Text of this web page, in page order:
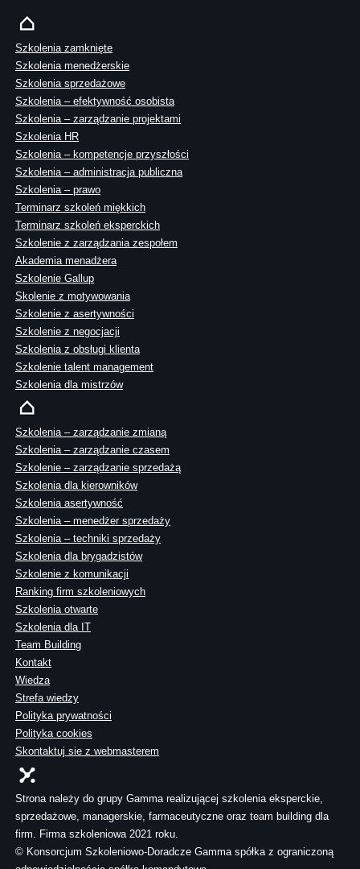
Szkolenia zamknięte
Szkolenia menedżerskie
Szkolenia sprzedażowe
Szkolenia – efektywność osobista
Szkolenia – zarządzanie projektami
Szkolenia HR
Szkolenia – kompetencje przyszłości
Szkolenia – administracja publiczna
Szkolenia – prawo
Terminarz szkoleń miękkich
Terminarz szkoleń eksperckich
Szkolenie z zarządzania zespołem
Akademia menadżera
Szkolenie Gallup
Skolenie z motywowania
Szkolenie z asertywności
Szkolenie z negocjacji
Szkolenia z obsługi klienta
Szkolenie talent management
Szkolenia dla mistrzów
Szkolenia – zarządzanie zmianą
Szkolenia – zarządzanie czasem
Szkolenie – zarządzanie sprzedażą
Szkolenia dla kierowników
Szkolenia asertywność
Szkolenia – menedżer sprzedaży
Szkolenia – techniki sprzedaży
Szkolenia dla brygadzistów
Szkolenie z komunikacji
Ranking firm szkoleniowych
Szkolenia otwarte
Szkolenia dla IT
Team Building
Kontakt
Wiedza
Strefa wiedzy
Polityka prywatności
Polityka cookies
Skontaktuj sie z webmasterem
Strona należy do grupy Gamma realizującej szkolenia eksperckie,
sprzedażowe, managerskie, farmaceutyczne oraz team building dla
firm. Firma szkoleniowa 2021 roku.
© Konsorcjum Szkoleniowo-Doradcze Gamma spółka z ograniczoną